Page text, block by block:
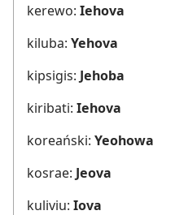
kerewo: Iehova
kiluba: Yehova
kipsigis: Jehoba
kiribati: Iehova
koreański: Yeohowa
kosrae: Jeova
kuliviu: Iova